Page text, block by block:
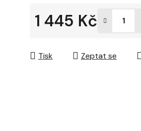
1 445 Kč
Tisk
Zeptat se